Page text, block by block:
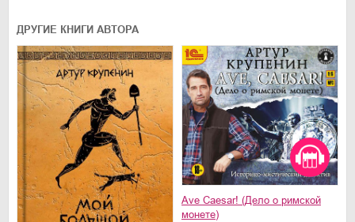
ДРУГИЕ КНИГИ АВТОРА
Ave Caesar! (Дело о римской
монете)